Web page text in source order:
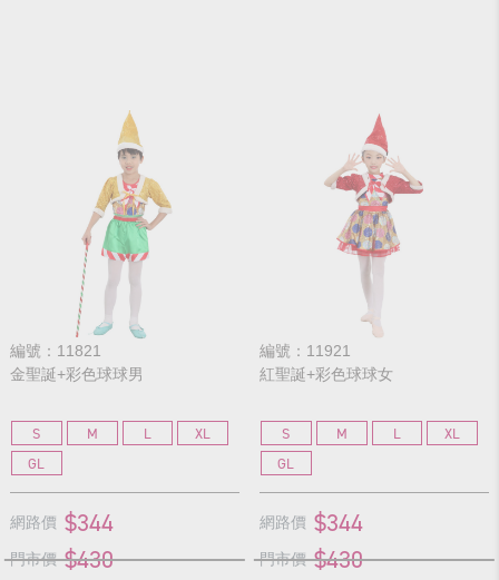
編號：11821
金聖誕+彩色球球男
S M L
XL
GL
網路價 $344
門市價 $430
編號：11921
紅聖誕+彩色球球女
S M L
XL
GL
網路價 $344
門市價 $430